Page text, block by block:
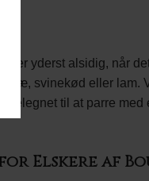
er yderst alsidig, når
svinekød eller lam.
velegnet til at parre
Elskere af